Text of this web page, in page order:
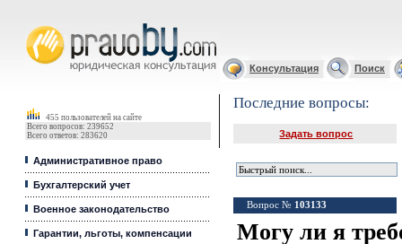
Консультация Поиск
455 пользователей на сайте
Всего вопросов: 239652
Всего ответов: 283620
Административное право
Бухгалтерский учет
Военное законодательство
Гарантии, льготы, компенсации
Последние вопросы:
Задать вопрос
Вопрос № 103133
Могу ли я